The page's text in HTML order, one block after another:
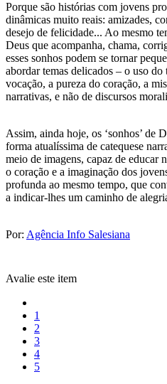
Porque são histórias com jovens
dinâmicas muito reais: amizades,
desejo de felicidade... Ao mesmo
Deus que acompanha, chama,
esses sonhos podem se tornar
abordar temas delicados – o uso do
vocação, a pureza do coração, a
narrativas, e não de discursos
Assim, ainda hoje, os ‘sonhos’ de
forma atualíssima de catequese
meio de imagens, capaz de educar
o coração e a imaginação dos
profunda ao mesmo tempo, que
a indicar-lhes um caminho de
Por: Agência Info Salesiana
Avalie este item
1
2
3
4
5